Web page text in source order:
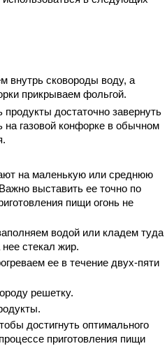
внутрь сковороды воду, а
прикрываем фольгой.
достаточно завернуть
на газовой конфорке в обычном
на маленькую или среднюю
выставить ее точно по
пищи огонь не
водой или кладем туда
стекал жир.
ее в течение двух-пяти
решетку.
достигнуть оптимального
приготовления пищи